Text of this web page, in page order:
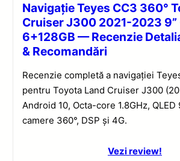
Navigație Teyes CC3 360°
Cruiser J300 2021-2023 9”
6+128GB — Recenzie
& Recomandări
Recenzie completă a navigației
pentru Toyota Land Cruiser J300
Android 10, Octa-core 1.8GHz, QLED
camere 360°, DSP și 4G.
Vezi review!